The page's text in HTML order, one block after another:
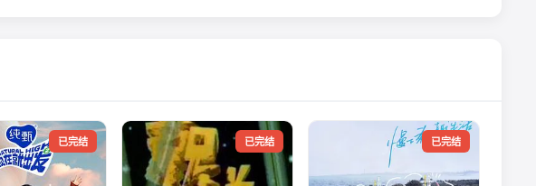
已完结 已完结 已完结